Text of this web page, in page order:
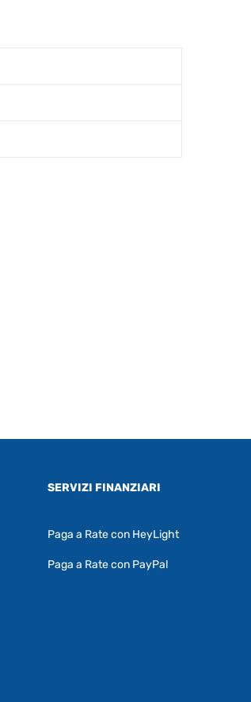
SERVIZI FINANZIARI
Paga a Rate con HeyLight
Paga a Rate con PayPal
RF Assist
informazioni generali o
certi prodotti.